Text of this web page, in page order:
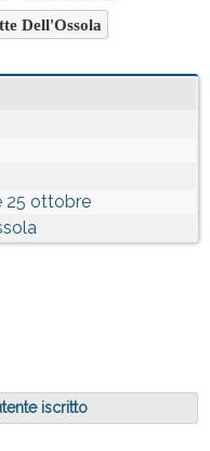
Dell'Ossola
25 ottobre
iscritto